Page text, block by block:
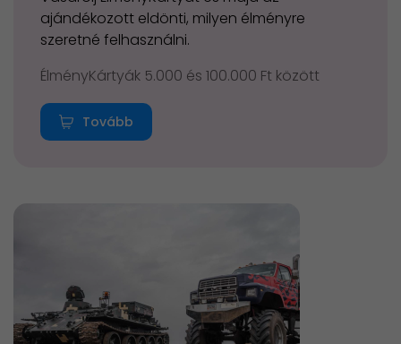
ajándékozott eldönti, milyen élményre
szeretné felhasználni.
ÉlményKártyák 5.000 és 100.000 Ft között
Tovább